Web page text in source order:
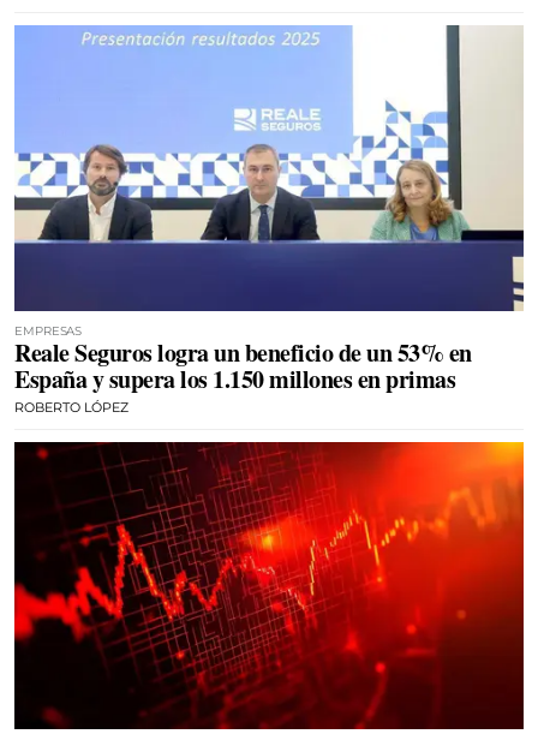
EMPRESAS
Reale Seguros logra un beneficio de un 53% en
España y supera los 1.150 millones en primas
ROBERTO LÓPEZ